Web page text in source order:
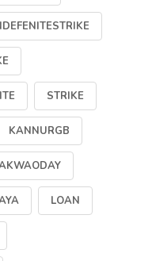
STRIKE
KANNURGB
LOAN